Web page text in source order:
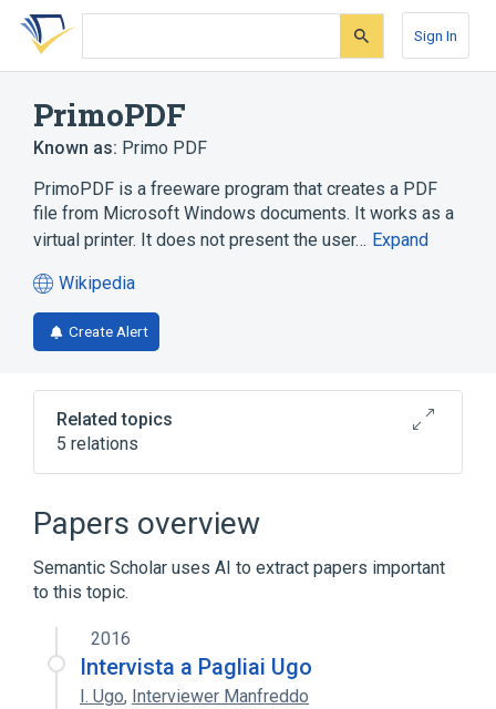
Skip
search
Skip
Skip
account
Sign In
PrimoPDF
Known as: Primo PDF
PrimoPDF is a freeware program that creates a PDF
file from Microsoft Windows documents. It works as a
virtual printer. It does not present the user… Expand
Wikipedia
(opens
in
a
tab)
Create Alert
Related topics
5 relations
.NET Framework
List of PDF software
Microsoft Windows
Expand
Papers overview
Semantic Scholar uses AI to extract papers important
to this topic.
2016
Intervista a Pagliai Ugo
I. Ugo, Interviewer Manfreddo